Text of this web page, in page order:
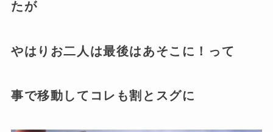
たが
やはりお二人は最後はあそこに！って
事で移動してコレも割とスグに